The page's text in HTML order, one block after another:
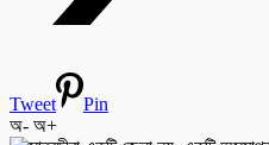
Tweet
Pin
অ- অ+